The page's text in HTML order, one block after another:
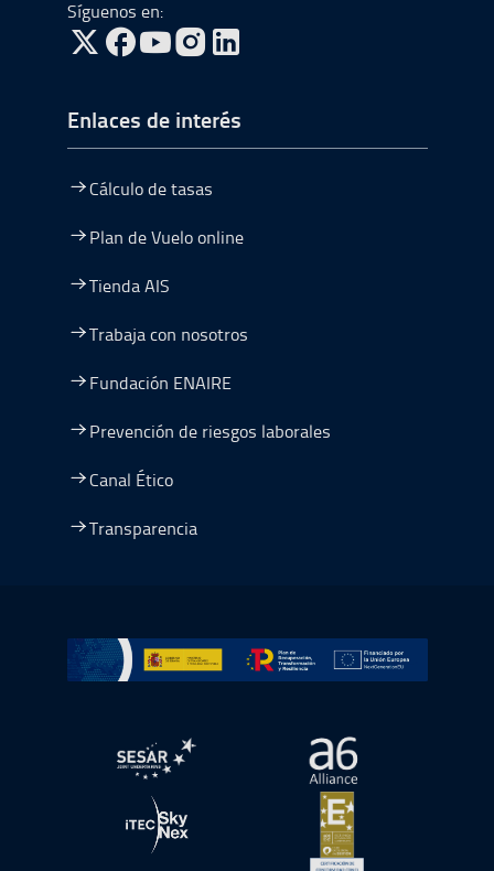
Síguenos en:
ir a Twitter, abre en una nueva ventana
ir a Facebook, abre en una nueva ventana
ir a Youtube, abre en una nueva ventana
ir a Instagram, abre en una nueva
Enlaces de interés
Cálculo de tasas
Plan de Vuelo online
Tienda AIS
Trabaja con nosotros
Fundación ENAIRE
Prevención de riesgos laborales
Canal Ético
Transparencia
Ir a Plan de Recuperación, Transformación y
abre en ventana nueva abre en ventana